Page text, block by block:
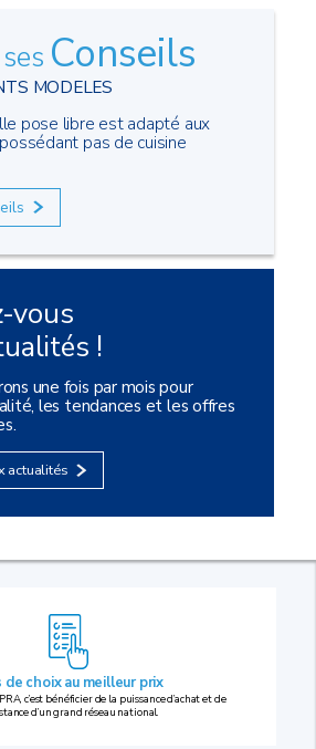
Conseils
MODELES
pose libre est adapté aux
pas de cuisine
vous
!
une fois par mois pour
les tendances et les offres
actualités
de choix au meilleur prix
c’est bénéficier de la puissance d’achat et de
d’un grand réseau national.